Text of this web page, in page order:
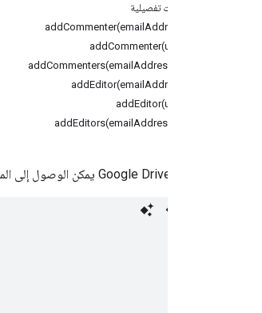
مستندات تفصيلية
addCommenter(emailAddress)
addCommenter(user)
addCommenters(emailAddresses)
addEditor(emailAddress)
addEditor(user)
addEditors(emailAddresses)